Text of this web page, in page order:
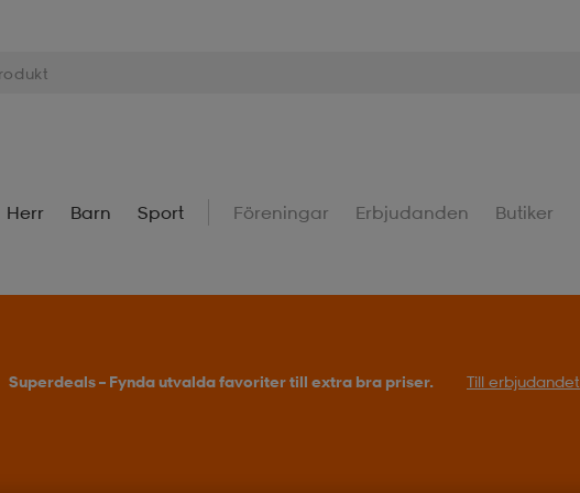
Herr Barn Sport Föreningar Erbjudanden Butiker
Superdeals – Fynda utvalda favoriter till extra bra priser. Till erbjudandet